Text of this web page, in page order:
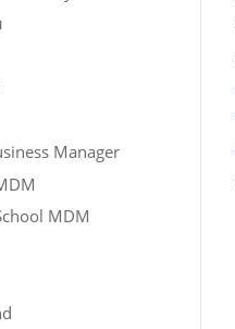
Manager
MDM